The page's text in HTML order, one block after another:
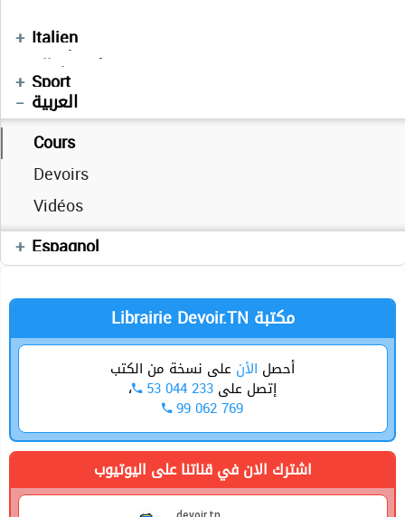
Français
Italien
Devoirs
فلسفة
Devoirs
Allemand
Manuels Scolaires
Informatique
Mathématiques
Physique
Anglais
Devoirs
Sport
Enchainement
العربية
Cours
Devoirs
Vidéos
Sciences SVT
Cours
Devoirs
Exercices
Videos
Espagnol
Cours
Librairie Devoir.TN مكتبة
أحصل الأن على نسخة من الكتب
إتصل على 53 044 233 ،
99 062 769
اشترك الان في قناتنا على اليوتيوب